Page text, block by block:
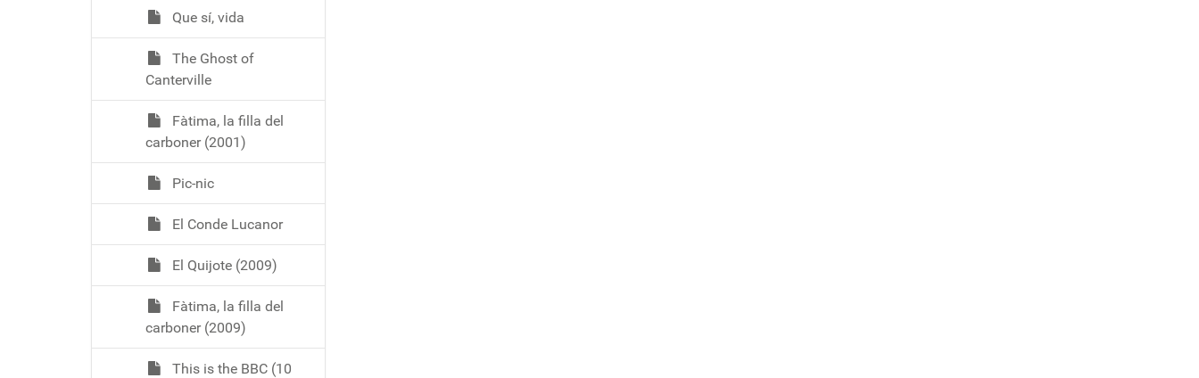
Que sí, vida
The Ghost of
Canterville
Fàtima, la filla del
carboner (2001)
Pic-nic
El Conde Lucanor
El Quijote (2009)
Fàtima, la filla del
carboner (2009)
This is the BBC (10